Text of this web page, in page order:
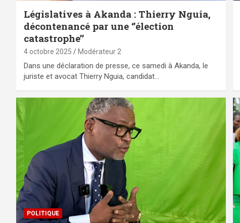
Législatives à Akanda : Thierry Nguia,
décontenancé par une ‘’élection
catastrophe’’
4 octobre 2025 Modérateur 2
Dans une déclaration de presse, ce samedi à Akanda, le
juriste et avocat Thierry Nguia, candidat…
POLITIQUE